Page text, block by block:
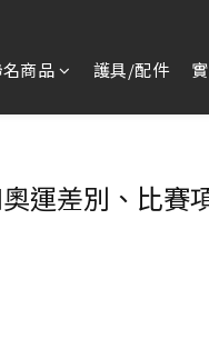
商品 護具/配件
運差別、比賽